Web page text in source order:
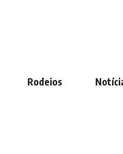
Rodeios